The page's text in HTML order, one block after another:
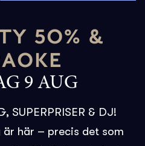
50% &
9 AUG
SUPERPRISER & DJ!
är här – precis det som